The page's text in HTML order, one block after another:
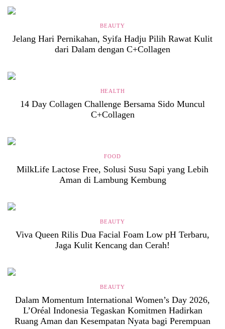
BEAUTY
Jelang Hari Pernikahan, Syifa Hadju Pilih Rawat Kulit
dari Dalam dengan C+Collagen
HEALTH
14 Day Collagen Challenge Bersama Sido Muncul
C+Collagen
FOOD
MilkLife Lactose Free, Solusi Susu Sapi yang Lebih
Aman di Lambung Kembung
BEAUTY
Viva Queen Rilis Dua Facial Foam Low pH Terbaru,
Jaga Kulit Kencang dan Cerah!
BEAUTY
Dalam Momentum International Women’s Day 2026,
L’Oréal Indonesia Tegaskan Komitmen Hadirkan
Ruang Aman dan Kesempatan Nyata bagi Perempuan